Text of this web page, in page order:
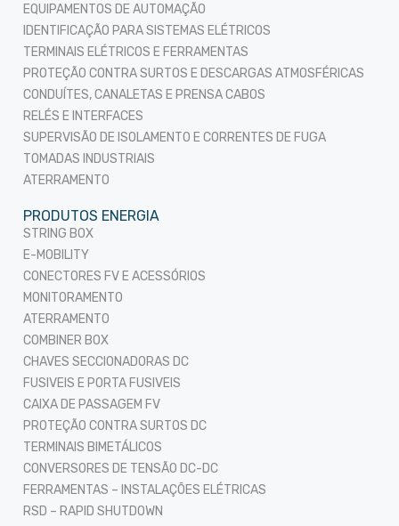
EQUIPAMENTOS DE AUTOMAÇÃO
IDENTIFICAÇÃO PARA SISTEMAS ELÉTRICOS
TERMINAIS ELÉTRICOS E FERRAMENTAS
PROTEÇÃO CONTRA SURTOS E DESCARGAS ATMOSFÉRICAS
CONDUÍTES, CANALETAS E PRENSA CABOS
RELÉS E INTERFACES
SUPERVISÃO DE ISOLAMENTO E CORRENTES DE FUGA
TOMADAS INDUSTRIAIS
ATERRAMENTO
PRODUTOS ENERGIA
STRING BOX
E-MOBILITY
CONECTORES FV E ACESSÓRIOS
MONITORAMENTO
ATERRAMENTO
COMBINER BOX
CHAVES SECCIONADORAS DC
FUSIVEIS E PORTA FUSIVEIS
CAIXA DE PASSAGEM FV
PROTEÇÃO CONTRA SURTOS DC
TERMINAIS BIMETÁLICOS
CONVERSORES DE TENSÃO DC-DC
FERRAMENTAS – INSTALAÇÕES ELÉTRICAS
RSD – RAPID SHUTDOWN